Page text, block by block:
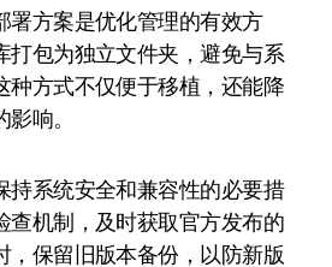
署方案是优化管理的有效方
打包为独立文件夹，避免与系
种方式不仅便于移植，还能降
响。
持系统安全和兼容性的必要措
查机制，及时获取官方发布的
，保留旧版本备份，以防新版